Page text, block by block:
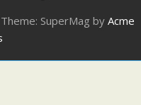
Theme: SuperMag by Acme